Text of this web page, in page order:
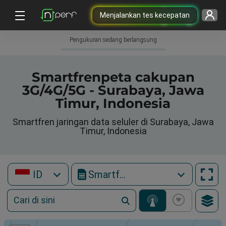
Menjalankan tes kecepatan
Pengukuran sedang berlangsung
Smartfrenpeta cakupan
3G/4G/5G - Surabaya, Jawa
Timur, Indonesia
Smartfren jaringan data seluler di Surabaya, Jawa
Timur, Indonesia
ID Smartfren